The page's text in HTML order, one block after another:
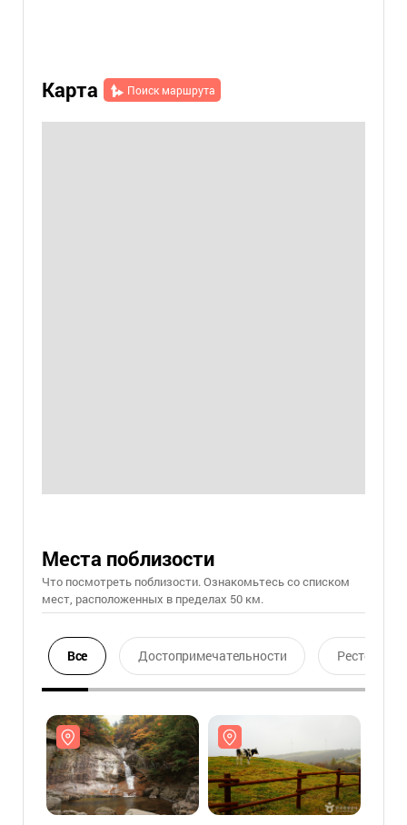
Карта Поиск маршрута
Места поблизости
Что посмотреть поблизости. Ознакомьтесь со списком
мест, расположенных в пределах 50 км.
Все Достопримечательности Ресторан